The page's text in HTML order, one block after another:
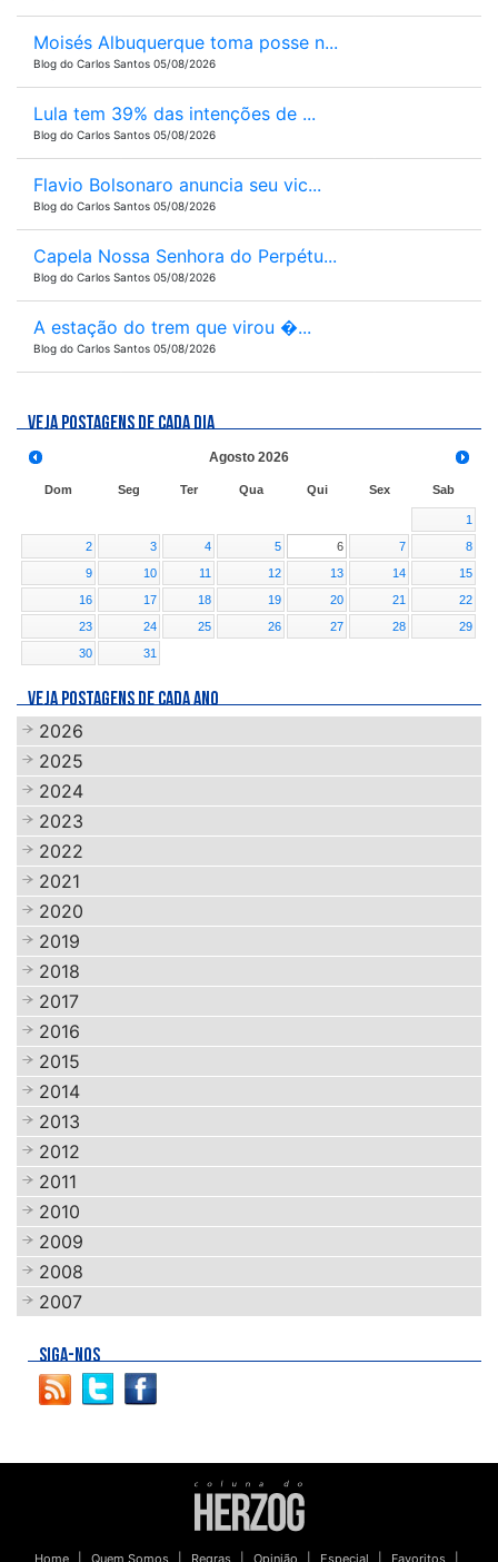
Moisés Albuquerque toma posse n...
Blog do Carlos Santos 05/08/2026
Lula tem 39% das intenções de ...
Blog do Carlos Santos 05/08/2026
Flavio Bolsonaro anuncia seu vic...
Blog do Carlos Santos 05/08/2026
Capela Nossa Senhora do Perpétu...
Blog do Carlos Santos 05/08/2026
A estação do trem que virou �...
Blog do Carlos Santos 05/08/2026
VEJA POSTAGENS DE CADA DIA
Agosto 2026
Dom Seg Ter Qua Qui Sex Sab
1
2
3 4 5 6 7
8
9
10 11 12 13 14
15
16
17 18 19 20 21
22
23
24 25 26 27 28
29
30
31
VEJA POSTAGENS DE CADA ANO
2026
2025
2024
2023
2022
2021
2020
2019
2018
2017
2016
2015
2014
2013
2012
2011
2010
2009
2008
2007
SIGA-NOS